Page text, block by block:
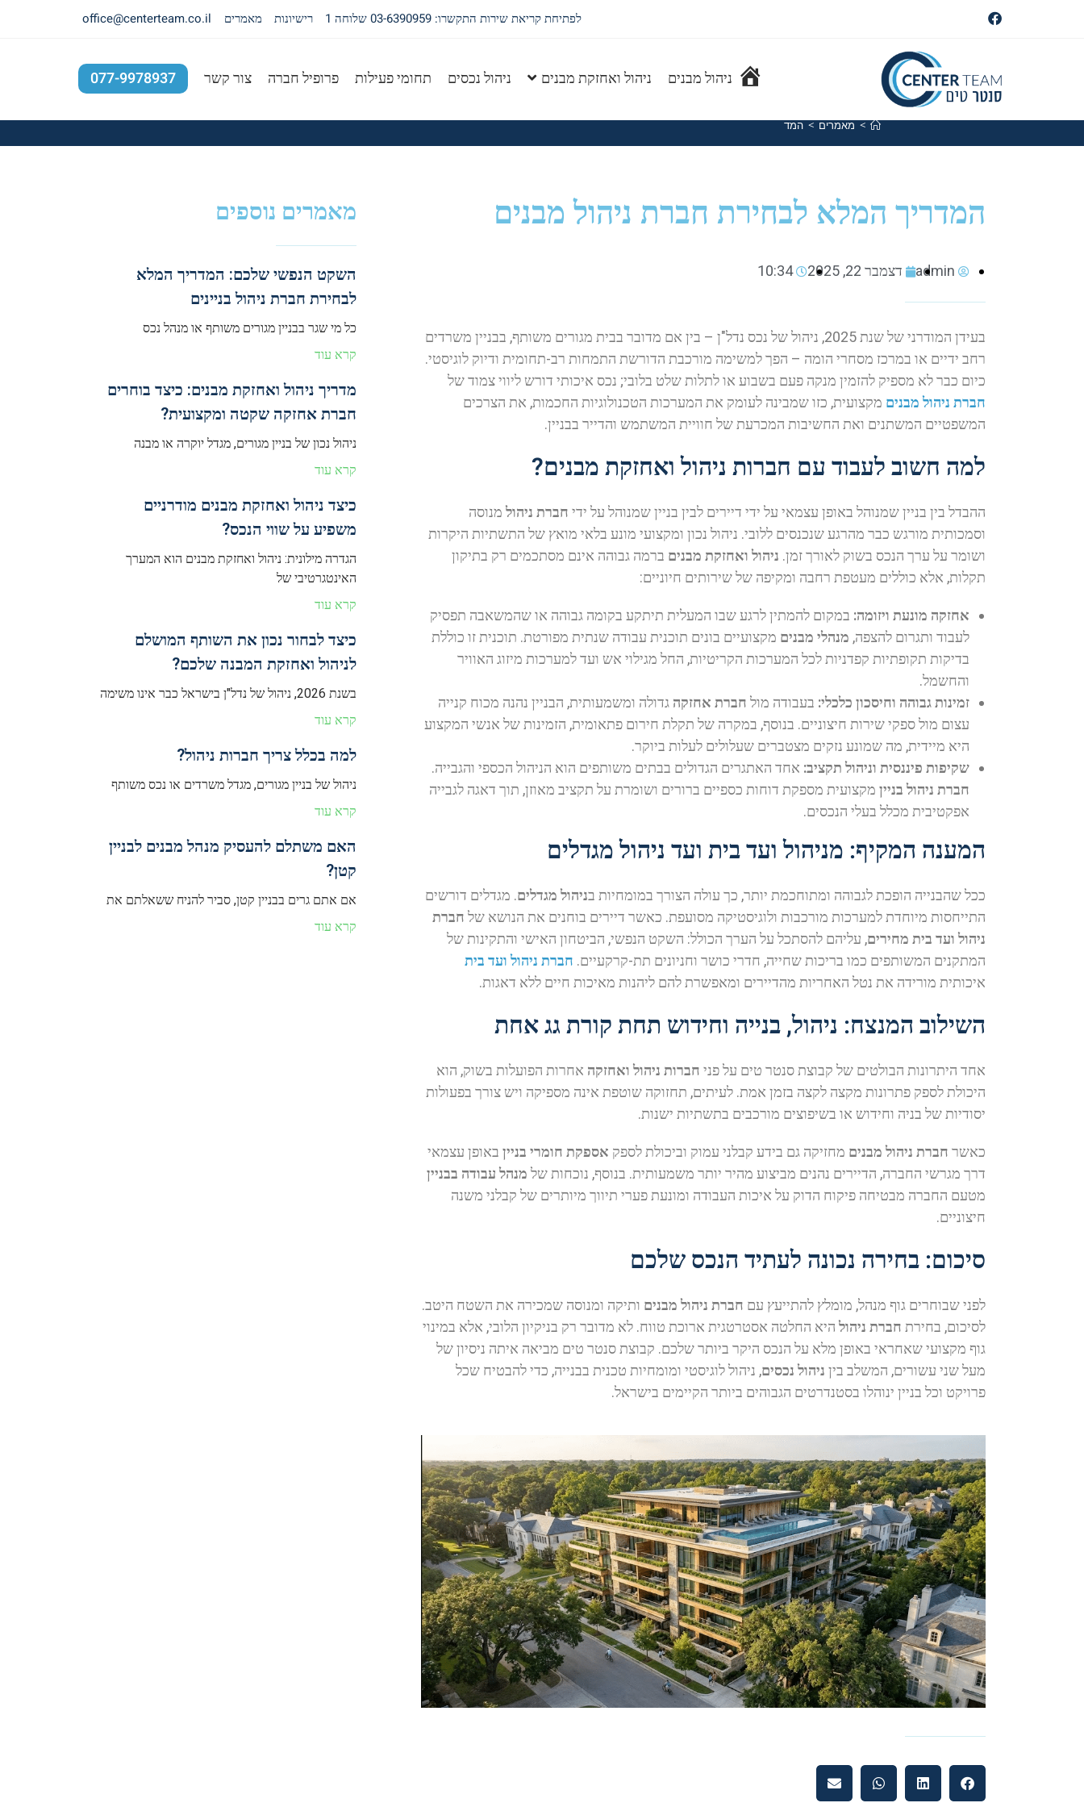
לפתיחת קריאת שירות התקשרו: 03-6390959 שלוחה 1 רישיונות מאמרים office@centerteam.co.il
ניהול מבנים ניהול ואחזקת מבנים ניהול נכסים תחומי פעילות פרופיל חברה צור קשר 077-9978937
> מאמרים > המדריך המלא לבחירת חברת ניהול מבנים
המדריך המלא לבחירת חברת ניהול מבנים
admin דצמבר 22, 2025 10:34
בעידן המודרני של שנת 2025, ניהול של נכס נדל"ן – בין אם מדובר בבית מגורים משותף, בבניין משרדים
רחב ידיים או במרכז מסחרי הומה – הפך למשימה מורכבת הדורשת התמחות רב-תחומית ודיוק לוגיסטי.
כיום כבר לא מספיק להזמין מנקה פעם בשבוע או לתלות שלט בלובי; נכס איכותי דורש ליווי צמוד של
חברת ניהול מבנים מקצועית, כזו שמבינה לעומק את המערכות הטכנולוגיות החכמות, את הצרכים
המשפטיים המשתנים ואת החשיבות המכרעת של חוויית המשתמש והדייר בבניין.
למה חשוב לעבוד עם חברות ניהול ואחזקת מבנים?
ההבדל בין בניין שמנוהל באופן עצמאי על ידי דיירים לבין בניין שמנוהל על ידי חברת ניהול מנוסה
וסמכותית מורגש כבר מהרגע שנכנסים ללובי. ניהול נכון ומקצועי מונע בלאי מואץ של התשתיות היקרות
ושומר על ערך הנכס בשוק לאורך זמן. ניהול ואחזקת מבנים ברמה גבוהה אינם מסתכמים רק בתיקון
תקלות, אלא כוללים מעטפת רחבה ומקיפה של שירותים חיוניים:
אחזקה מונעת ויזומה: במקום להמתין לרגע שבו המעלית תיתקע בקומה גבוהה או שהמשאבה תפסיק
לעבוד ותגרום להצפה, מנהלי מבנים מקצועיים בונים תוכנית עבודה שנתית מפורטת. תוכנית זו כוללת
בדיקות תקופתיות קפדניות לכל המערכות הקריטיות, החל מגילוי אש ועד למערכות מיזוג האוויר
והחשמל.
זמינות גבוהה וחיסכון כלכלי: בעבודה מול חברת אחזקה גדולה ומשמעותית, הבניין נהנה מכוח קנייה
עצום מול ספקי שירות חיצוניים. בנוסף, במקרה של תקלת חירום פתאומית, הזמינות של אנשי המקצוע
היא מיידית, מה שמונע נזקים מצטברים שעלולים לעלות ביוקר.
שקיפות פיננסית וניהול תקציב: אחד האתגרים הגדולים בבתים משותפים הוא הניהול הכספי והגבייה.
חברת ניהול בניין מקצועית מספקת דוחות כספיים ברורים ושומרת על תקציב מאוזן, תוך דאגה לגבייה
אפקטיבית מכלל בעלי הנכסים.
המענה המקיף: מניהול ועד בית ועד ניהול מגדלים
ככל שהבנייה הופכת לגבוהה ומתוחכמת יותר, כך עולה הצורך במומחיות בניהול מגדלים. מגדלים דורשים
התייחסות מיוחדת למערכות מורכבות ולוגיסטיקה מסועפת. כאשר דיירים בוחנים את הנושא של חברת
ניהול ועד בית מחירים, עליהם להסתכל על הערך הכולל: השקט הנפשי, הביטחון האישי והתקינות של
המתקנים המשותפים כמו בריכות שחייה, חדרי כושר וחניונים תת-קרקעיים. חברת ניהול ועד בית
איכותית מורידה את נטל האחריות מהדיירים ומאפשרת להם ליהנות מאיכות חיים ללא דאגות.
השילוב המנצח: ניהול, בנייה וחידוש תחת קורת גג אחת
אחד היתרונות הבולטים של קבוצת סנטר טים על פני חברות ניהול ואחזקה אחרות הפועלות בשוק, הוא
היכולת לספק פתרונות מקצה לקצה בזמן אמת. לעיתים, תחזוקה שוטפת אינה מספיקה ויש צורך בפעולות
יסודיות של בניה וחידוש או בשיפוצים מורכבים בתשתיות ישנות.
כאשר חברת ניהול מבנים מחזיקה גם בידע קבלני עמוק וביכולת לספק אספקת חומרי בניין באופן עצמאי
דרך מגרשי החברה, הדיירים נהנים מביצוע מהיר יותר משמעותית. בנוסף, נוכחות של מנהל עבודה בבניין
מטעם החברה מבטיחה פיקוח הדוק על איכות העבודה ומונעת פערי תיווך מיותרים של קבלני משנה
חיצוניים.
סיכום: בחירה נכונה לעתיד הנכס שלכם
לפני שבוחרים גוף מנהל, מומלץ להתייעץ עם חברת ניהול מבנים ותיקה ומנוסה שמכירה את השטח היטב.
לסיכום, בחירת חברת ניהול היא החלטה אסטרטגית ארוכת טווח. לא מדובר רק בניקיון הלובי, אלא במינוי
גוף מקצועי שאחראי באופן מלא על הנכס היקר ביותר שלכם. קבוצת סנטר טים מביאה איתה ניסיון של
מעל שני עשורים, המשלב בין ניהול נכסים, ניהול לוגיסטי ומומחיות טכנית בבנייה, כדי להבטיח שכל
פרויקט וכל בניין ינוהלו בסטנדרטים הגבוהים ביותר הקיימים בישראל.
מאמרים נוספים
השקט הנפשי שלכם: המדריך המלא
לבחירת חברת ניהול בניינים
כל מי שגר בבניין מגורים משותף או מנהל נכס
קרא עוד
מדריך ניהול ואחזקת מבנים: כיצד בוחרים
חברת אחזקה שקטה ומקצועית?
ניהול נכון של בניין מגורים, מגדל יוקרה או מבנה
קרא עוד
כיצד ניהול ואחזקת מבנים מודרניים
משפיע על שווי הנכס?
הגדרה מילונית: ניהול ואחזקת מבנים הוא המערך
האינטגרטיבי של
קרא עוד
כיצד לבחור נכון את השותף המושלם
לניהול ואחזקת המבנה שלכם?
בשנת 2026, ניהול של נדל"ן בישראל כבר אינו משימה
קרא עוד
למה בכלל צריך חברות ניהול?
ניהול של בניין מגורים, מגדל משרדים או נכס משותף
קרא עוד
האם משתלם להעסיק מנהל מבנים לבניין
קטן?
אם אתם גרים בבניין קטן, סביר להניח ששאלתם את
קרא עוד